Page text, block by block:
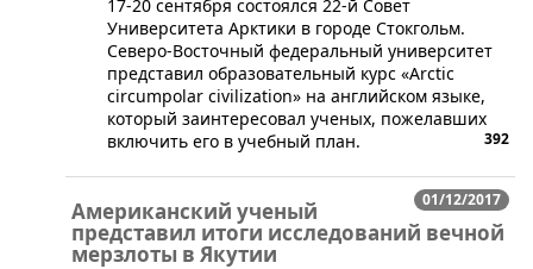
​17-20 сентября состоялся 22-й Совет
Университета Арктики в городе Стокгольм.
Северо-Восточный федеральный университет
представил образовательный курс «Аrctic
circumpolar civilization» на английском языке,
который заинтересовал ученых, пожелавших
включить его в учебный план.
392
01/12/2017
Американский ученый
представил итоги исследований вечной
мерзлоты в Якутии